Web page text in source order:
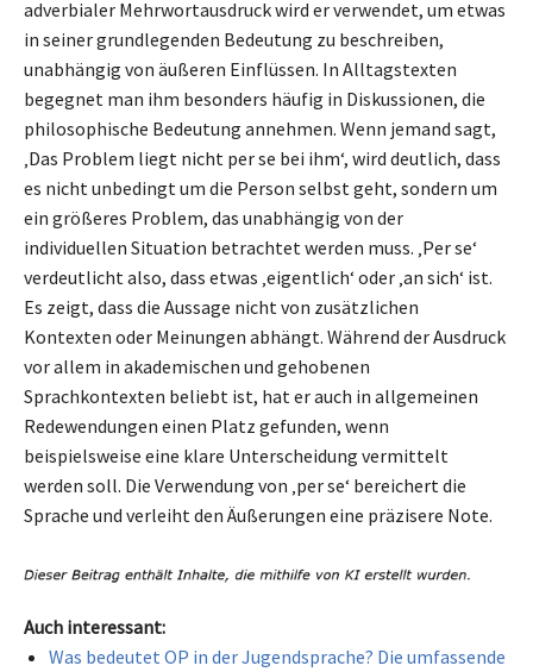
adverbialer Mehrwortausdruck wird er verwendet, um etwas
in seiner grundlegenden Bedeutung zu beschreiben,
unabhängig von äußeren Einflüssen. In Alltagstexten
begegnet man ihm besonders häufig in Diskussionen, die
philosophische Bedeutung annehmen. Wenn jemand sagt,
‚Das Problem liegt nicht per se bei ihm‘, wird deutlich, dass
es nicht unbedingt um die Person selbst geht, sondern um
ein größeres Problem, das unabhängig von der
individuellen Situation betrachtet werden muss. ‚Per se‘
verdeutlicht also, dass etwas ‚eigentlich‘ oder ‚an sich‘ ist.
Es zeigt, dass die Aussage nicht von zusätzlichen
Kontexten oder Meinungen abhängt. Während der Ausdruck
vor allem in akademischen und gehobenen
Sprachkontexten beliebt ist, hat er auch in allgemeinen
Redewendungen einen Platz gefunden, wenn
beispielsweise eine klare Unterscheidung vermittelt
werden soll. Die Verwendung von ‚per se‘ bereichert die
Sprache und verleiht den Äußerungen eine präzisere Note.
Auch interessant:
Was bedeutet OP in der Jugendsprache? Die umfassende